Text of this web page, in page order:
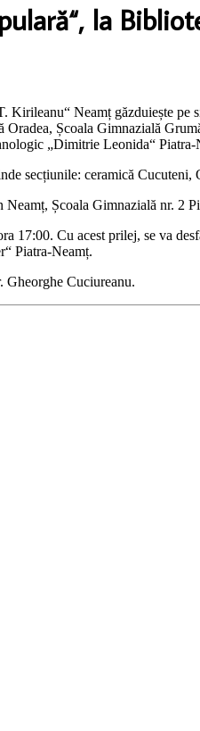
la
Kirileanu“ Neamț găzduiește
Școala Gimnazială
„Dimitrie Leonida“
secțiunile: ceramică
Școala Gimnazială nr.
17:00. Cu acest prilej, se va
Piatra-Neamț.
Cuciureanu.